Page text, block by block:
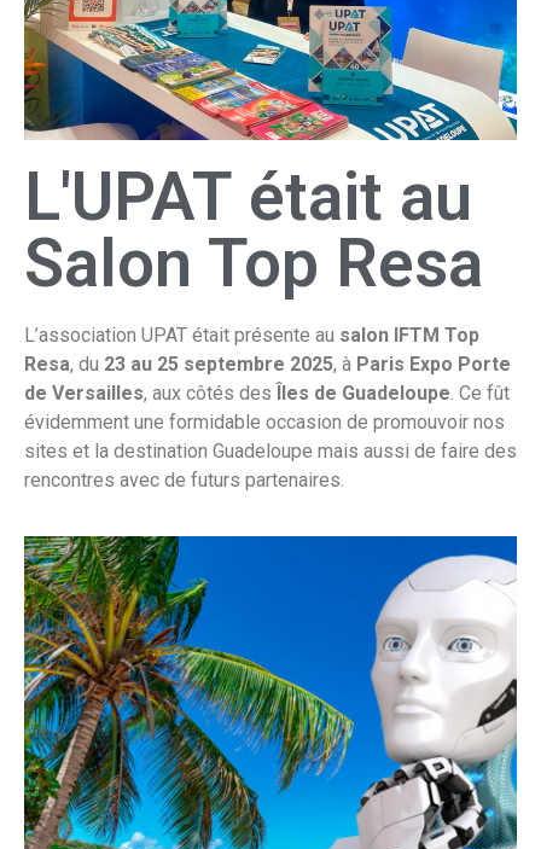
L'UPAT était au
Salon Top Resa
L’association UPAT était présente au salon IFTM Top
Resa, du 23 au 25 septembre 2025, à Paris Expo Porte
de Versailles, aux côtés des Îles de Guadeloupe . Ce fût
évidemment une formidable occasion de promouvoir nos
sites et la destination Guadeloupe mais aussi de faire des
rencontres avec de futurs partenaires.